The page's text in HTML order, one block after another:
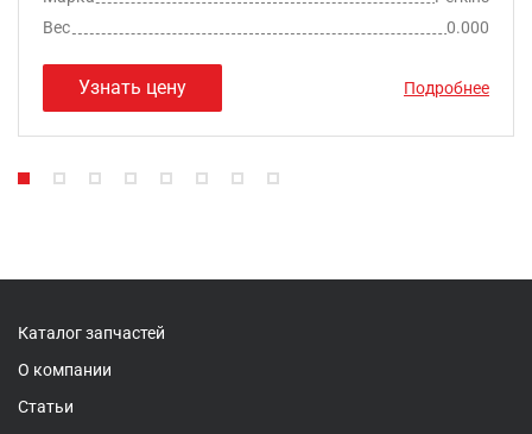
Вес
0.000
Узнать цену Подробнее
Каталог запчастей
О компании
Статьи